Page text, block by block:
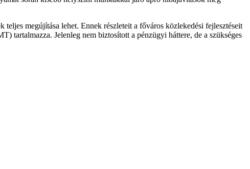
megújítása lehet. Ennek részleteit a főváros közlekedési fejlesztéseit
tartalmazza. Jelenleg nem biztosított a pénzügyi háttere, de a szükséges